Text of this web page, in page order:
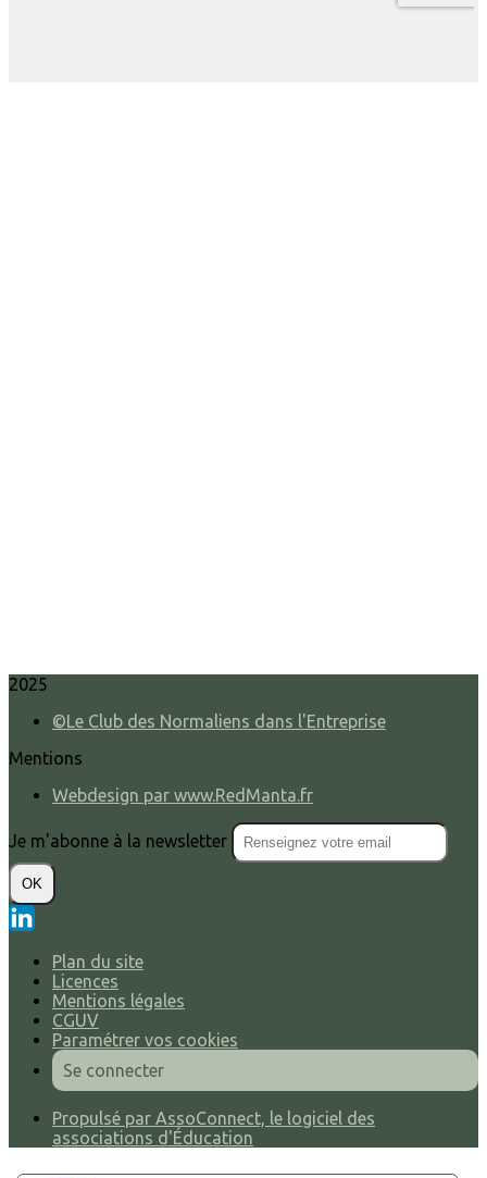
2025
©Le Club des Normaliens dans l'Entreprise
Mentions
Webdesign par www.RedManta.fr
Je m'abonne à la newsletter
OK
Plan du site
Licences
Mentions légales
CGUV
Paramétrer vos cookies
Se connecter
Propulsé par AssoConnect, le logiciel des
associations d'Éducation